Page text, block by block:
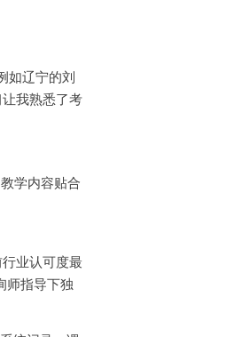
如辽宁的刘
我熟悉了考
学内容贴合
业认可度最
师指导下独